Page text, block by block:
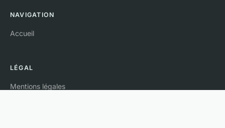
NAVIGATION
Accueil
LÉGAL
Mentions légales